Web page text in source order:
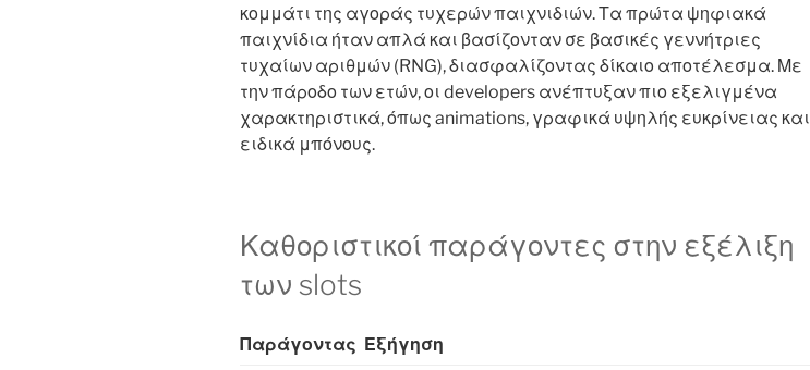
κομμάτι της αγοράς τυχερών παιχνιδιών. Τα πρώτα ψηφιακά
παιχνίδια ήταν απλά και βασίζονταν σε βασικές γεννήτριες
τυχαίων αριθμών (RNG), διασφαλίζοντας δίκαιο αποτέλεσμα. Με
την πάροδο των ετών, οι developers ανέπτυξαν πιο εξελιγμένα
χαρακτηριστικά, όπως animations, γραφικά υψηλής ευκρίνειας και
ειδικά μπόνους.
Καθοριστικοί παράγοντες στην εξέλιξη
των slots
Παράγοντας Εξήγηση